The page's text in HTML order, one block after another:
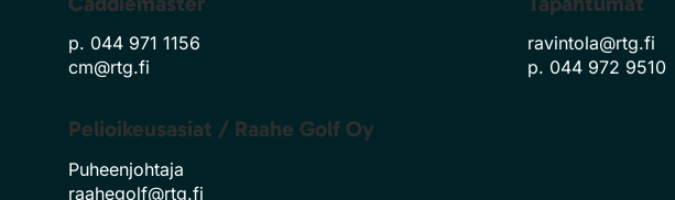
p. 044 971 1156
cm@rtg.fi
Pelioikeusasiat / Raahe Golf Oy
Puheenjohtaja
raahegolf@rtg.fi
ravintola@rtg.fi
p. 044 972 9510